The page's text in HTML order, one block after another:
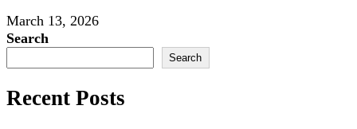
March 13, 2026
Search
Search
Recent Posts